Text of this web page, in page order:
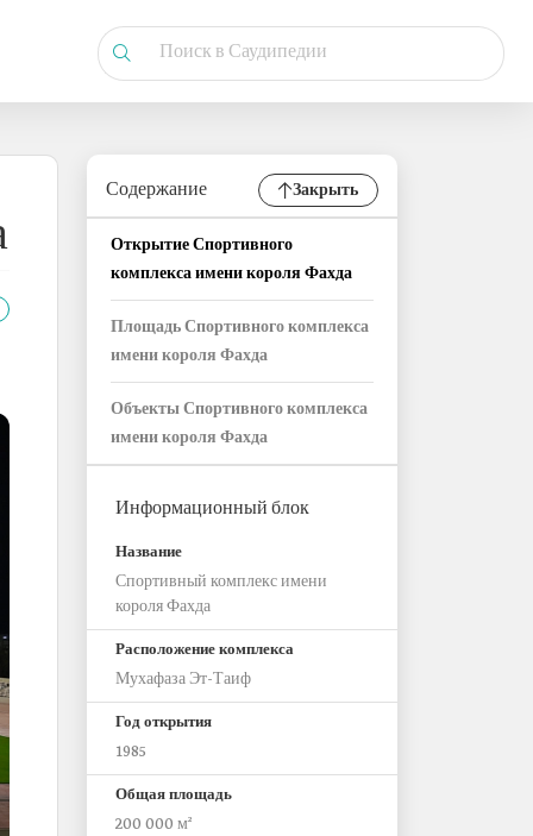
Содержание Закрыть
Открытие Спортивного
комплекса имени короля Фахда
Площадь Спортивного комплекса
имени короля Фахда
Объекты Спортивного комплекса
имени короля Фахда
Информационный блок
Название
Спортивный комплекс имени
короля Фахда
Расположение комплекса
Мухафаза Эт-Таиф
Год открытия
1985
Общая площадь
200 000 м²